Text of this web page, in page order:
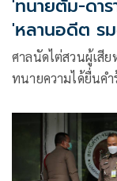
'ทนายตั้ม-ดาร
'หลานอดีต ร
ศาลนัดไต่สวนผู้เสี
ทนายความได้ยื่นค